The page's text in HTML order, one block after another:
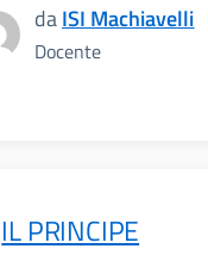
daISI Machiavelli
Docente
IL PRINCIPE